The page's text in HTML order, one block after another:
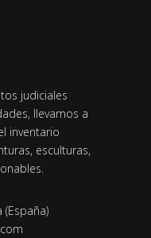
judiciales
llevamos a
inventario
esculturas,
(España)